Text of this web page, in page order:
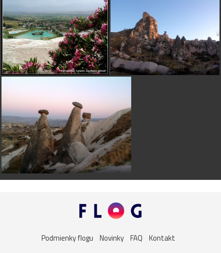
Podmienky flogu Novinky FAQ Kontakt